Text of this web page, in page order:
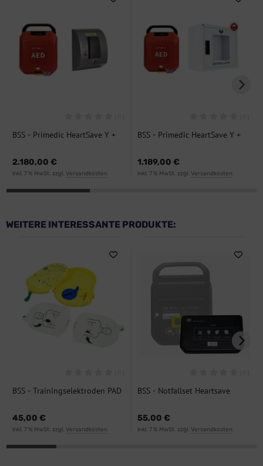
BSS - Primedic HeartSave Y +
2.180,00 €
inkl. 7 % MwSt. zzgl. Versandkosten
BSS - Primedic HeartSave Y +
1.189,00 €
inkl. 7 % MwSt. zzgl. Versandkosten
WEITERE INTERESSANTE PRODUKTE:
BSS - Trainingselektroden PAD
45,00 €
inkl. 7 % MwSt. zzgl. Versandkosten
BSS - Notfallset Heartsave
55,00 €
inkl. 7 % MwSt. zzgl. Versandkosten